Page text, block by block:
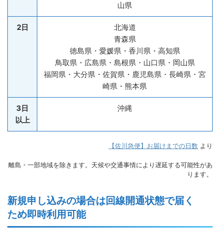
山県
2日
北海道
青森県
徳島県・愛媛県・香川県・高知県
鳥取県・広島県・島根県・山口県・岡山県
福岡県・大分県・佐賀県・鹿児島県・長崎県・宮
崎県・熊本県
3日
以上
沖縄
【佐川急便】お届けまでの日数 より
離島・一部地域を除きます。天候や交通事情により遅延する可能性があ
ります。
新規申し込みの場合は回線開通状態で届く
ため即時利用可能